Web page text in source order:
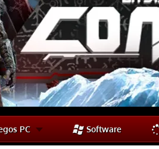
PC Software